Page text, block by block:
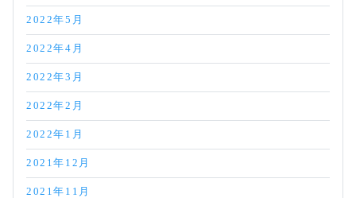
2022年5月
2022年4月
2022年3月
2022年2月
2022年1月
2021年12月
2021年11月